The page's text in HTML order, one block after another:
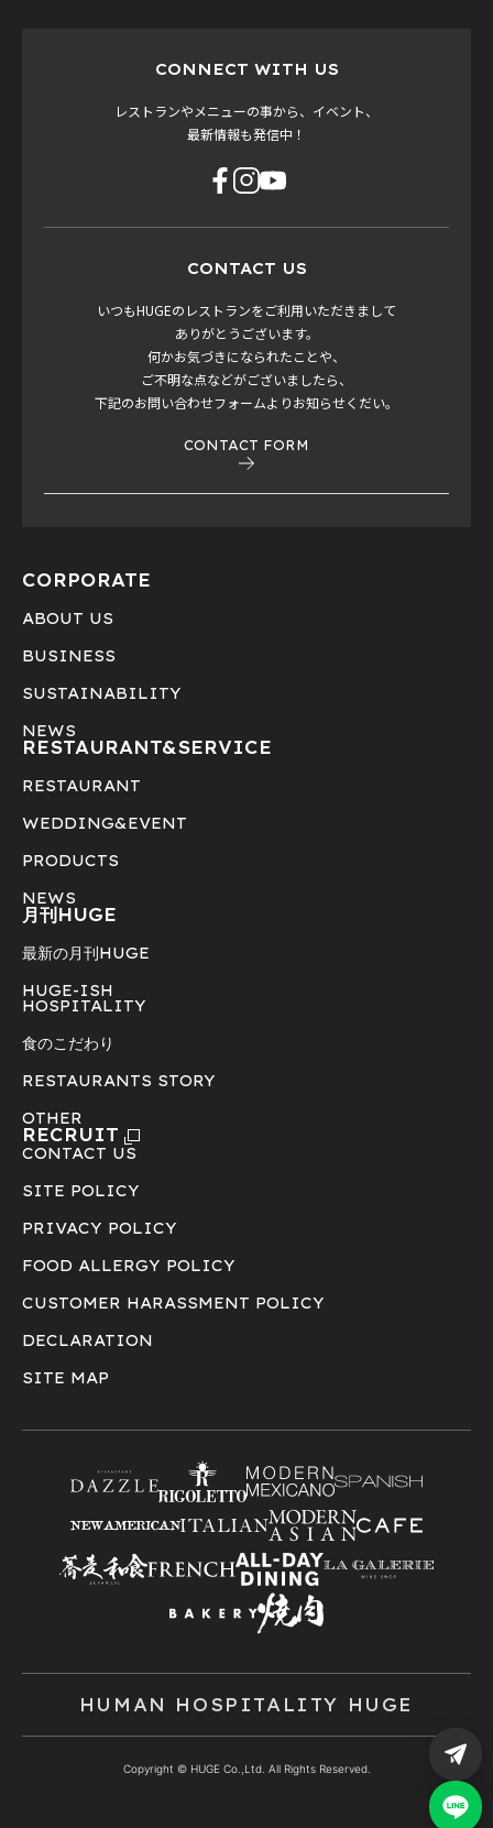
CONNECT WITH US
レストランやメニューの事から、イベント、
最新情報も発信中！
CONTACT US
いつもHUGEのレストランをご利用いただきまして
ありがとうございます。
何かお気づきになられたことや、
ご不明な点などがございましたら、
下記のお問い合わせフォームよりお知らせくだい。
CONTACT FORM
CORPORATE
ABOUT US
BUSINESS
SUSTAINABILITY
NEWS
RESTAURANT&SERVICE
RESTAURANT
WEDDING&EVENT
PRODUCTS
NEWS
月刊HUGE
最新の月刊HUGE
HUGE-ISH
HOSPITALITY
食のこだわり
RESTAURANTS STORY
OTHER
RECRUIT
CONTACT US
SITE POLICY
PRIVACY POLICY
FOOD ALLERGY POLICY
CUSTOMER HARASSMENT POLICY
DECLARATION
SITE MAP
HUMAN HOSPITALITY HUGE
Copyright © HUGE Co.,Ltd. All Rights Reserved.